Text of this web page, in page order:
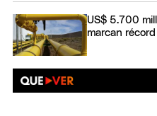
US$ 5.700
marcan